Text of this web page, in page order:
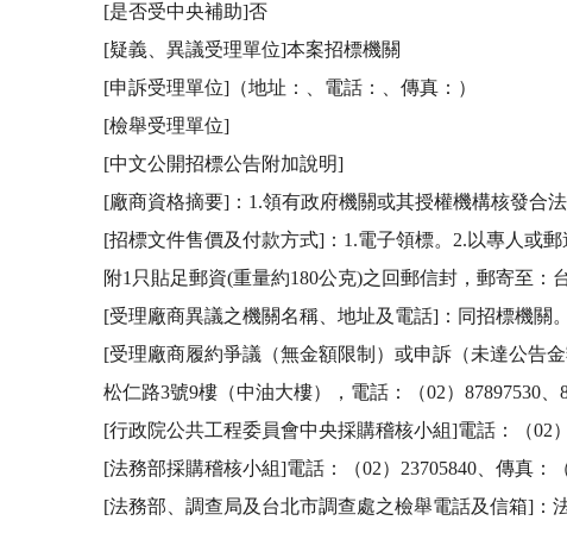
[是否受中央補助]否
[疑義、異議受理單位]本案招標機關
[申訴受理單位]（地址：、電話：、傳真：）
[檢舉受理單位]
[中文公開招標公告附加說明]
[廠商資格摘要]：1.領有政府機關或其授權機構核發合
[招標文件售價及付款方式]：1.電子領標。2.以專人或
附1只貼足郵資(重量約180公克)之回郵信封，郵寄至：
[受理廠商異議之機關名稱、地址及電話]：同招標機關。
[受理廠商履約爭議（無金額限制）或申訴（未達公告
松仁路3號9樓（中油大樓），電話：（02）87897530、
[行政院公共工程委員會中央採購稽核小組]電話：（02
[法務部採購稽核小組]電話：（02）23705840、傳真：
[法務部、調查局及台北市調查處之檢舉電話及信箱]：